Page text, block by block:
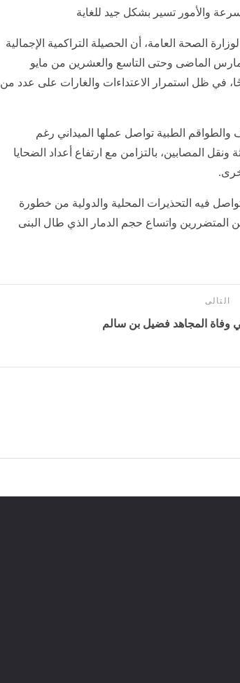
والأمور تسير بشكل جيد للغاية
الصحة العامة، أن الحصيلة التراكمية الإجمالية
مارس الماضى وحتى التاسع والعشرين من مايو
ارتفعت إلى 3355 شهيدًا و10095 جريحًا، في ظل استمرار الاعتداءات والغارات على عدد من
الطبية تواصل عملها الميداني رغم
ونقل المصابين، بالتزامن مع ارتفاع أعداد الضحايا
فيه التحذيرات المحلية والدولية من خطورة
المتضررين واتساع حجم الدمار الذي طال البنى
التالى
وفاة المجاهد فضيل بن سالم